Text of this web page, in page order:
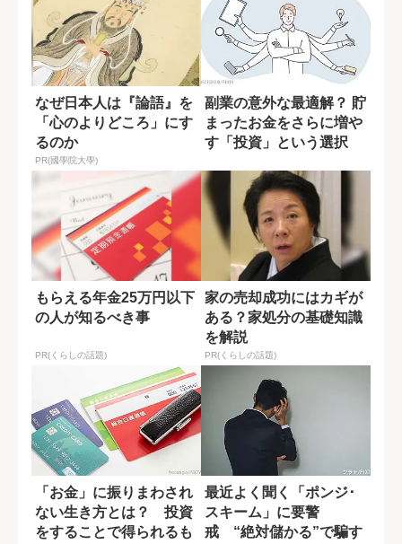
なぜ日本人は『論語』を
「心のよりどころ」にす
るのか
PR(國學院大學)
副業の意外な最適解？ 貯
まったお金をさらに増や
す「投資」という選択
もらえる年金25万円以下
の人が知るべき事
PR(くらしの話題)
家の売却成功にはカギが
ある？家処分の基礎知識
を解説
PR(くらしの話題)
「お金」に振りまわされ
ない生き方とは？ 投資
をすることで得られるも
最近よく聞く「ポンジ･
スキーム」に要警
戒 “絶対儲かる”で騙す